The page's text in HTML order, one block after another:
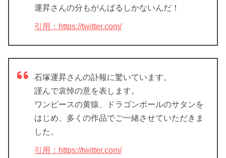
運昇さんの分もがんばるしかないんだ！
引用：https://twitter.com/
石塚運昇さんの訃報に驚いています。
謹んで哀悼の意を表します。
ワンピースの黄猿、ドラゴンボールのサタンを
はじめ、多くの作品でご一緒させていただきま
した。
引用：https://twitter.com/